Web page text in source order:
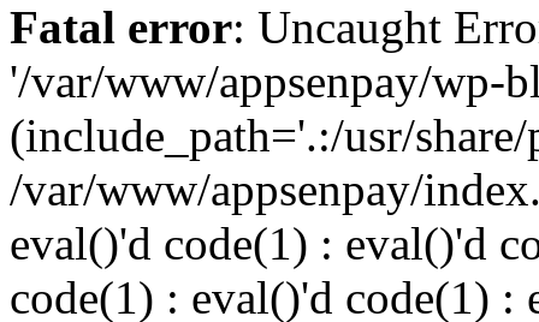
Fatal error: Uncaught
'/var/www/appsenpay/wp-
(include_path='.:/usr/
/var/www/appsenpay/
eval()'d code(1) : eval()'d
code(1) : eval()'d code(1) :